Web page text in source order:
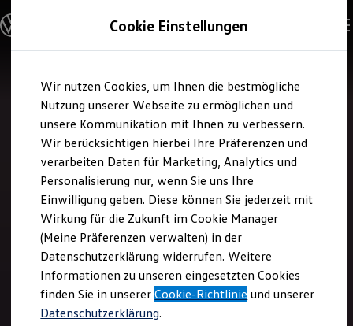
Hauptinhalt
springen
Footer
springen
Modelle & Konfigurator
Nutzfahrzeugkategorien entdecken
Modelle konfigurieren
Vorgängermodelle und Oldtimer
Vorgängermodelle
Oldtimer
Bulli Historie
Branchenlösungen & Gewerbekunden
Umbaulösungen und Hersteller finden
Auf- und Umbauten entdecken & konfigurieren
Groß- und Sonderkunden
Großkunden
Kommunen & Behörden
Journalisten
Sportvereine
Branchenlösungen
Bau & Handwerk
Gewerbliche Personenbeförderung
Service & mobile Werkstätten
Kurier, Logistik & Handel
Cookie Einstellungen
Wir nutzen Cookies, um Ihnen die bestmögliche
Nutzung unserer Webseite zu ermöglichen und
unsere Kommunikation mit Ihnen zu verbessern.
Wir berücksichtigen hierbei Ihre Präferenzen und
verarbeiten Daten für Marketing, Analytics und
Personalisierung nur, wenn Sie uns Ihre
Einwilligung geben. Diese können Sie jederzeit mit
Wirkung für die Zukunft im Cookie Manager
(Meine Präferenzen verwalten) in der
Datenschutzerklärung widerrufen. Weitere
Informationen zu unseren eingesetzten Cookies
finden Sie in unsererCookie-Richtlinie und unserer
Datenschutzerklärung.